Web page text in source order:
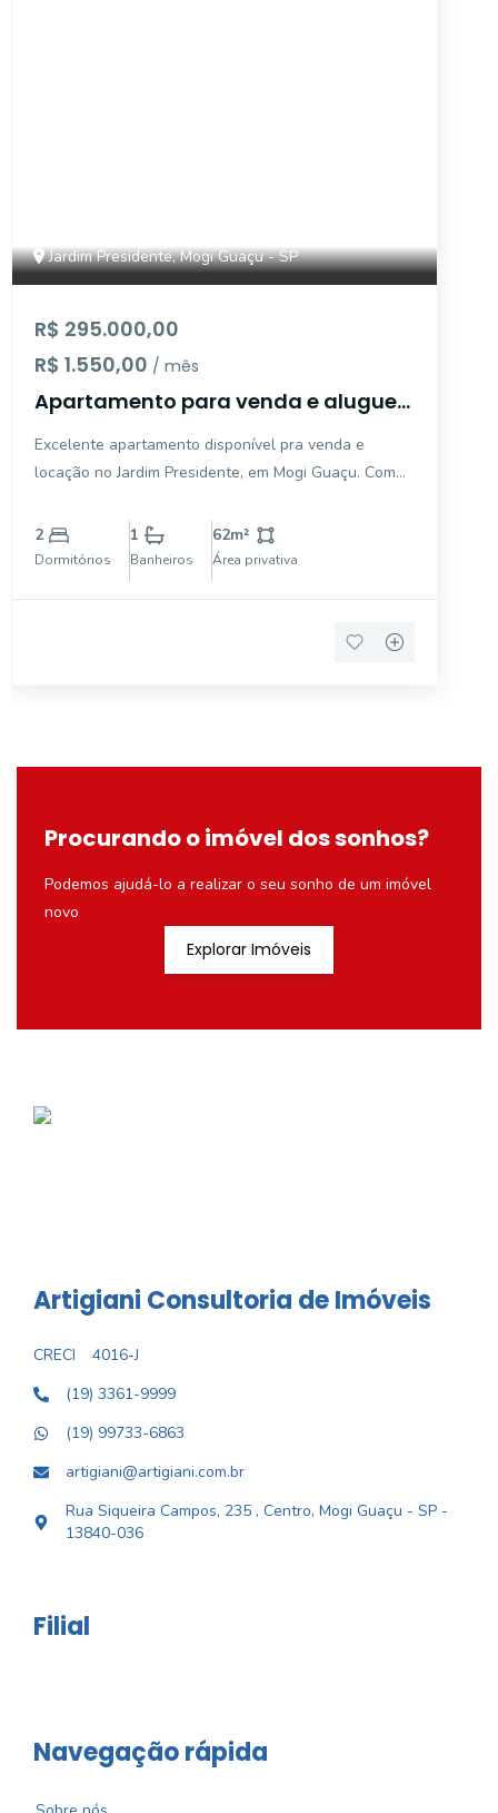
Jardim Presidente, Mogi Guaçu - SP
R$ 295.000,00
R$ 1.550,00 / mês
Apartamento para venda e aluguel
Excelente apartamento disponível pra venda e
locação no Jardim Presidente, em Mogi Guaçu. Com
imóvel dispõe de 2 dormitórios, 1 banheiro e 1 vaga
de garagem coberta. O apartamento conta com
2
Dormitórios
1
Banheiros
62m²
Área privativa
Procurando o imóvel dos sonhos?
Podemos ajudá-lo a realizar o seu sonho de um imóvel
novo
Explorar Imóveis
Artigiani Consultoria de Imóveis
CRECI
4016-J
(19) 3361-9999
(19) 99733-6863
artigiani@artigiani.com.br
Rua Siqueira Campos, 235 , Centro, Mogi Guaçu - SP -
13840-036
Filial
Navegação rápida